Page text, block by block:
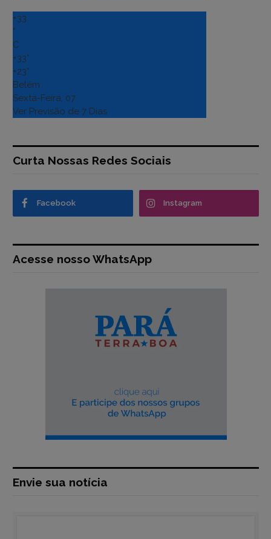
+33
°
C
+33°
+23°
Belém
Sexta-Feira, 07
Ver Previsão de 7 Dias
Curta Nossas Redes Sociais
Facebook Instagram
Acesse nosso WhatsApp
Envie sua notícia